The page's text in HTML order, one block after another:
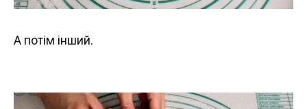
А потім інший.